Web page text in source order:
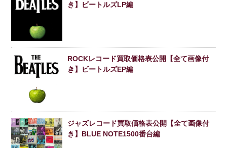
き】ビートルズLP編
ROCKレコード買取価格表公開【全て画像付
き】ビートルズEP編
ジャズレコード買取価格表公開【全て画像付
き】BLUE NOTE1500番台編